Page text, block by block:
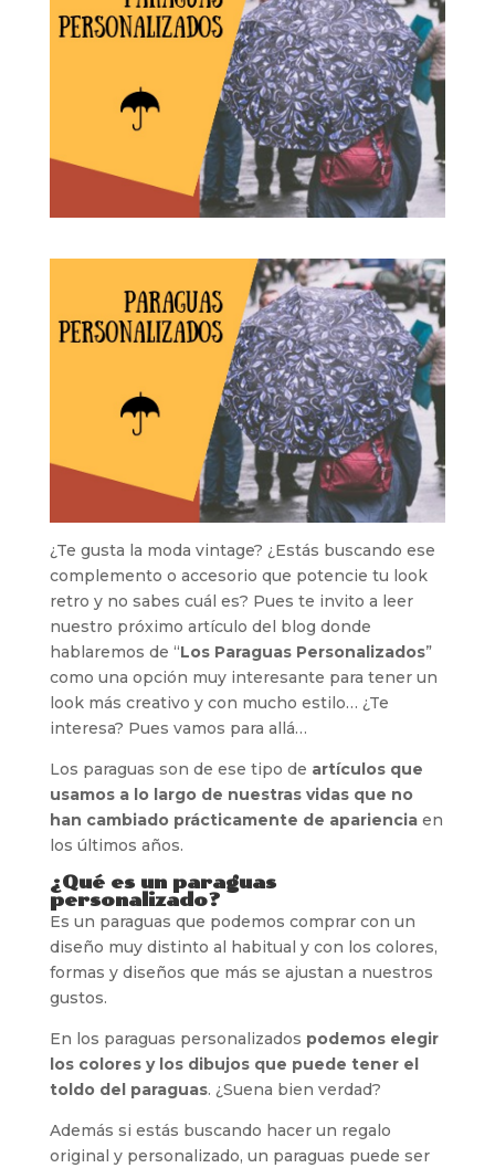
¿Te gusta la moda vintage? ¿Estás buscando ese
complemento o accesorio que potencie tu look
retro y no sabes cuál es? Pues te invito a leer
nuestro próximo artículo del blog donde
hablaremos de “Los Paraguas Personalizados”
como una opción muy interesante para tener un
look más creativo y con mucho estilo… ¿Te
interesa? Pues vamos para allá…
Los paraguas son de ese tipo de artículos que
usamos a lo largo de nuestras vidas que no
han cambiado prácticamente de aparienciaen
los últimos años.
¿Qué es un paraguas
personalizado?
Es un paraguas que podemos comprar con un
diseño muy distinto al habitual y con los colores,
formas y diseños que más se ajustan a nuestros
gustos.
En los paraguas personalizados podemos elegir
los colores y los dibujos que puede tener el
toldo del paraguas. ¿Suena bien verdad?
Además si estás buscando hacer un regalo
original y personalizado, un paraguas puede ser